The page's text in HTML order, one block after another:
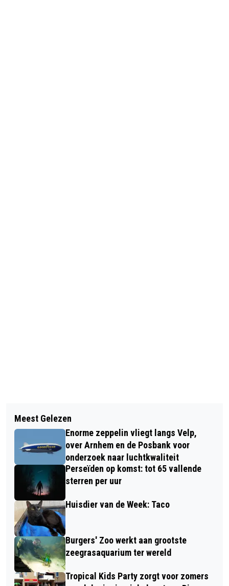
GEMEENTE RHEDEN ZOEKT RUIMTE EN
MEDEWERKERS VOOR EEN TINY
FOREST
CAROL VAN EERT LEEST VOOR OP
OBS DE RHEDER ENK TIJDENS DE
NATIONALE VOORLEESDAGEN
Meest Gelezen
Enorme zeppelin vliegt langs Velp,
over Arnhem en de Posbank voor
onderzoek naar luchtkwaliteit
Perseïden op komst: tot 65 vallende
sterren per uur
Huisdier van de Week: Taco
Burgers' Zoo werkt aan grootste
zeegrasaquarium ter wereld
Tropical Kids Party zorgt voor zomers